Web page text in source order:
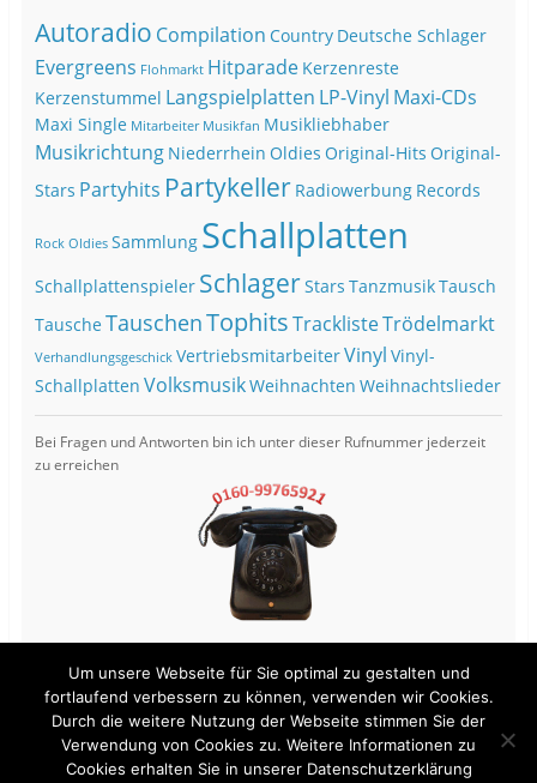
Autoradio Compilation Country Deutsche Schlager
Evergreens Flohmarkt Hitparade Kerzenreste
Kerzenstummel Langspielplatten LP-Vinyl Maxi-CDs
Maxi Single Mitarbeiter Musikfan Musikliebhaber
Musikrichtung Niederrhein Oldies Original-Hits Original-
Stars Partyhits Partykeller Radiowerbung Records
Rock Oldies Sammlung Schallplatten
Schallplattenspieler SchlagerStars TanzmusikTausch
TauscheTauschenTophitsTracklisteTrödelmarkt
Verhandlungsgeschick VertriebsmitarbeiterVinyl Vinyl-
Schallplatten VolksmusikWeihnachten Weihnachtslieder
Bei Fragen und Antworten bin ich unter dieser Rufnummer jederzeit
zu erreichen
View Full Site
Proudly powered by WordPress
Um unsere Webseite für Sie optimal zu gestalten und
fortlaufend verbessern zu können, verwenden wir Cookies.
Durch die weitere Nutzung der Webseite stimmen Sie der
Verwendung von Cookies zu. Weitere Informationen zu
Cookies erhalten Sie in unserer Datenschutzerklärung